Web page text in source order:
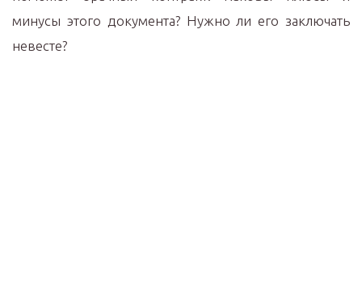
минусы этого документа? Нужно ли его заключать
невесте?